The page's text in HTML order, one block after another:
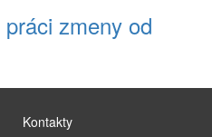
zmeny od
Kontakty